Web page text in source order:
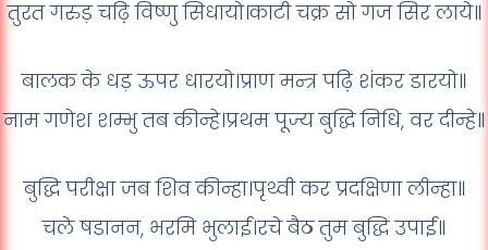
तुरत गरुड़ चढ़ि विष्णु सिधायो।काटी चक्र सो गज सिर लाये॥
बालक के धड़ ऊपर धारयो।प्राण मन्त्र पढ़ि शंकर डारयो॥
नाम गणेश शम्भु तब कीन्हे।प्रथम पूज्य बुद्धि निधि, वर दीन्हे॥
बुद्धि परीक्षा जब शिव कीन्हा।पृथ्वी कर प्रदक्षिणा लीन्हा॥
चले षडानन, भरमि भुलाई।रचे बैठ तुम बुद्धि उपाई॥